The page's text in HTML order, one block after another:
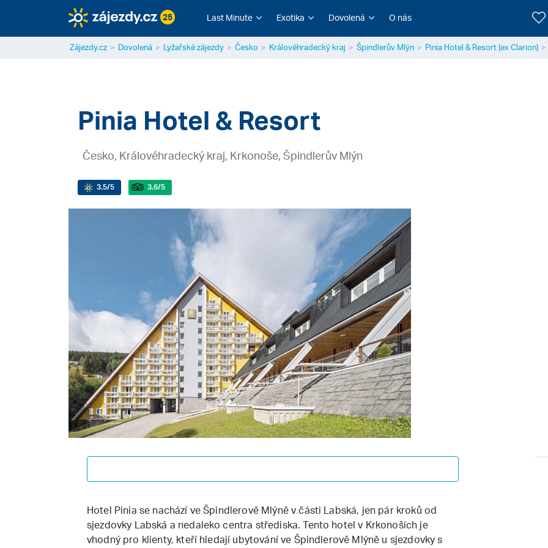
25 Last Minute Exotika Dovolená O nás
Zájezdy.cz Dovolená Lyžařské zájezdy Česko Královéhradecký kraj Špindlerův Mlýn Pinia Hotel & Resort (ex Clarion)
Pinia Hotel & Resort
Česko, Královéhradecký kraj, Krkonoše, Špindlerův Mlýn
3.5/5 3.6/5
Hotel Pinia se nachází ve Špindlerově Mlýně v části Labská, jen pár kroků od
sjezdovky Labská a nedaleko centra střediska. Tento hotel v Krkonoších je
vhodný pro klienty, kteří hledají ubytování ve Špindlerově Mlýně u sjezdovky s